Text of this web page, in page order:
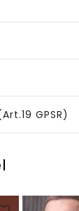
GPSR)